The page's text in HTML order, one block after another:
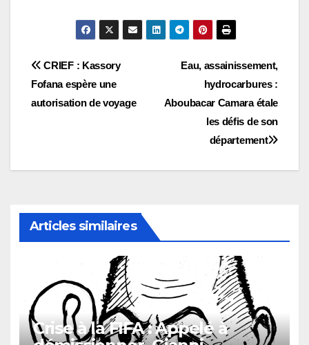
Navigation
de
Eau, assainissement,
hydrocarbures :
Aboubacar Camara étale
les défis de son
département
CRIEF : Kassory
Fofana espère une
autorisation de voyage
Articles similaires
Crise à la FIFA : Appelé à